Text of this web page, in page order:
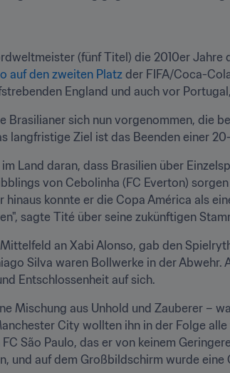
auf den zweiten Platz der FIFA/Coca-
England und auch vor
Brasilianer sich nun vorgenommen, die
langfristige Ziel ist das Beenden einer
Land daran, dass Brasilien über
von Cebolinha (FC Everton)
hinaus konnte er die Copa América als
sagte Tité über seine zukünftigen
an Xabi Alonso, gab den
Silva waren Bollwerke in der
Entschlossenheit auf sich.
Mischung aus Unhold und Zauberer –
City wollten ihn in der Folge
FC São Paulo, das er von keinem
und auf dem Großbildschirm wurde